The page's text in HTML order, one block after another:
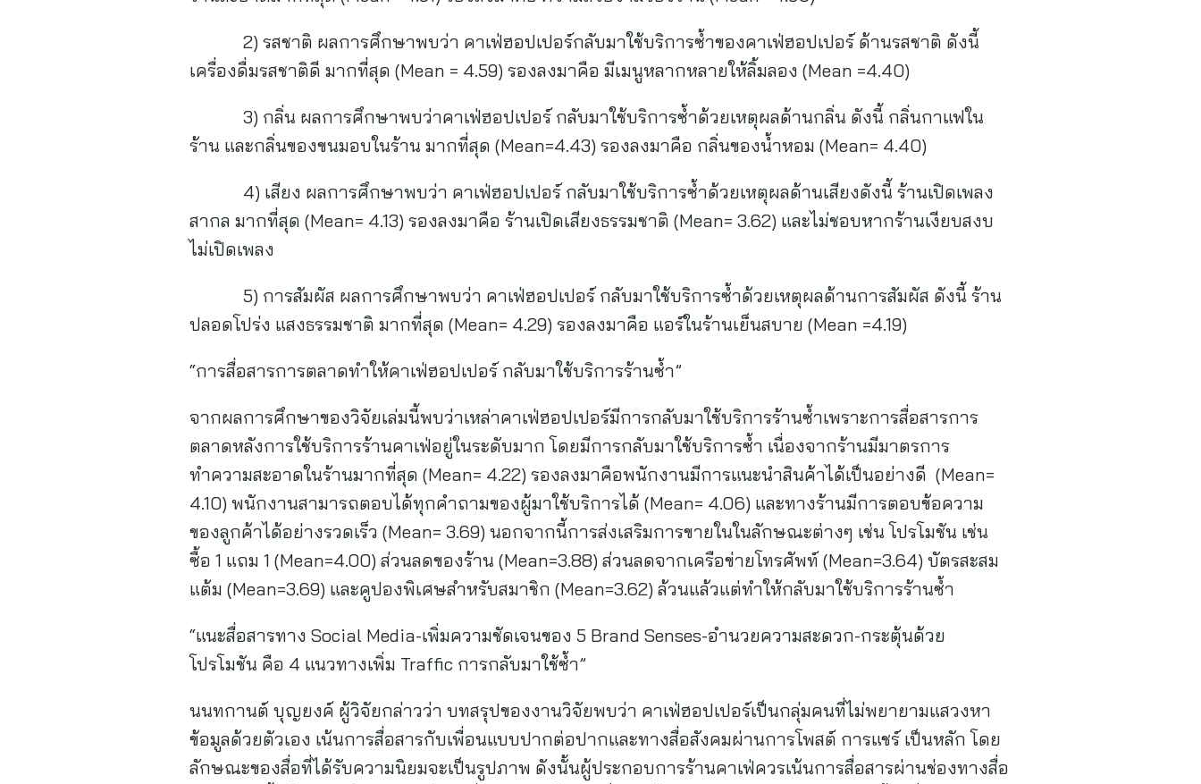
2) รสชาติ ผลการศึกษาพบว่า คาเฟ่ฮอปเปอร์กลับมาใช้บริการซ้ำของคาเฟ่ฮอปเปอร์ ด้านรสชาติ ดังนี้
เครื่องดื่มรสชาติดี มากที่สุด (Mean = 4.59) รองลงมาคือ มีเมนูหลากหลายให้ลิ้มลอง (Mean =4.40)
3) กลิ่น ผลการศึกษาพบว่าคาเฟ่ฮอปเปอร์ กลับมาใช้บริการซ้ำด้วยเหตุผลด้านกลิ่น ดังนี้ กลิ่นกาแฟใน
ร้าน และกลิ่นของขนมอบในร้าน มากที่สุด (Mean=4.43) รองลงมาคือ กลิ่นของน้ำหอม (Mean= 4.40)
4) เสียง ผลการศึกษาพบว่า คาเฟ่ฮอปเปอร์ กลับมาใช้บริการซ้ำด้วยเหตุผลด้านเสียงดังนี้ ร้านเปิดเพลง
สากล มากที่สุด (Mean= 4.13) รองลงมาคือ ร้านเปิดเสียงธรรมชาติ (Mean= 3.62) และไม่ชอบหากร้านเงียบสงบ
ไม่เปิดเพลง
5) การสัมผัส ผลการศึกษาพบว่า คาเฟ่ฮอปเปอร์ กลับมาใช้บริการซ้ำด้วยเหตุผลด้านการสัมผัส ดังนี้ ร้าน
ปลอดโปร่ง แสงธรรมชาติ มากที่สุด (Mean= 4.29) รองลงมาคือ แอร์ในร้านเย็นสบาย (Mean =4.19)
“การสื่อสารการตลาดทำให้คาเฟ่ฮอปเปอร์ กลับมาใช้บริการร้านซ้ำ”
จากผลการศึกษาของวิจัยเล่มนี้พบว่าเหล่าคาเฟ่ฮอปเปอร์มีการกลับมาใช้บริการร้านซ้ำเพราะการสื่อสารการ
ตลาดหลังการใช้บริการร้านคาเฟ่อยู่ในระดับมาก โดยมีการกลับมาใช้บริการซ้ำ เนื่องจากร้านมีมาตรการ
ทำความสะอาดในร้านมากที่สุด (Mean= 4.22) รองลงมาคือพนักงานมีการแนะนำสินค้าได้เป็นอย่างดี (Mean=
4.10) พนักงานสามารถตอบได้ทุกคำถามของผู้มาใช้บริการได้ (Mean= 4.06) และทางร้านมีการตอบข้อความ
ของลูกค้าได้อย่างรวดเร็ว (Mean= 3.69) นอกจากนี้การส่งเสริมการขายในในลักษณะต่างๆ เช่น โปรโมชัน เช่น
ซื้อ 1 แถม 1 (Mean=4.00) ส่วนลดของร้าน (Mean=3.88) ส่วนลดจากเครือข่ายโทรศัพท์ (Mean=3.64) บัตรสะสม
แต้ม (Mean=3.69) และคูปองพิเศษสำหรับสมาชิก (Mean=3.62) ล้วนแล้วแต่ทำให้กลับมาใช้บริการร้านซ้ำ
“แนะสื่อสารทาง Social Media-เพิ่มความชัดเจนของ 5 Brand Senses-อำนวยความสะดวก-กระตุ้นด้วย
โปรโมชัน คือ 4 แนวทางเพิ่ม Traffic การกลับมาใช้ซ้ำ”
นนทกานต์ บุญยงค์ ผู้วิจัยกล่าวว่า บทสรุปของงานวิจัยพบว่า คาเฟ่ฮอปเปอร์เป็นกลุ่มคนที่ไม่พยายามแสวงหา
ข้อมูลด้วยตัวเอง เน้นการสื่อสารกับเพื่อนแบบปากต่อปากและทางสื่อสังคมผ่านการโพสต์ การแชร์ เป็นหลัก โดย
ลักษณะของสื่อที่ได้รับความนิยมจะเป็นรูปภาพ ดังนั้นผู้ประกอบการร้านคาเฟ่ควรเน้นการสื่อสารผ่านช่องทางสื่อ